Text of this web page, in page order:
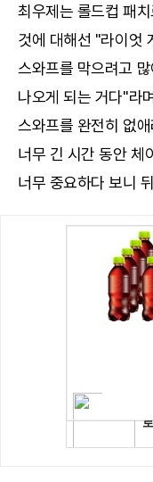
최우제는 롤드컵 패
것에 대해선 "라이엇
스와프를 막으려고
나오게 되는 거다"라
스와프를 완전히 없
너무 긴 시간 동안 체
너무 중요하다 보니